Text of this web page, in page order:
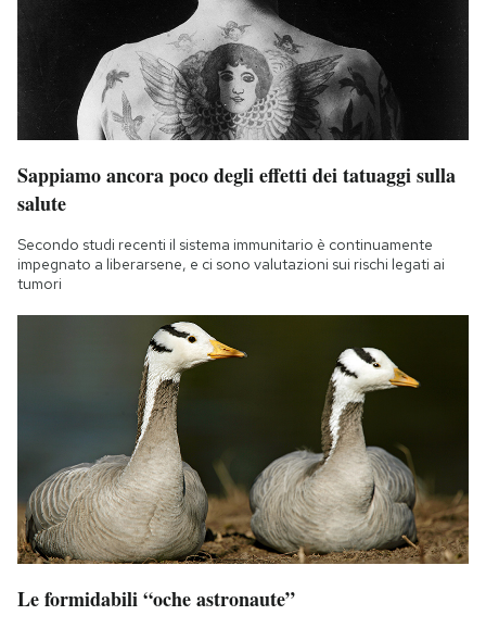
Sappiamo ancora poco degli effetti dei tatuaggi sulla
salute
Secondo studi recenti il sistema immunitario è continuamente
impegnato a liberarsene, e ci sono valutazioni sui rischi legati ai
tumori
Le formidabili “oche astronaute”